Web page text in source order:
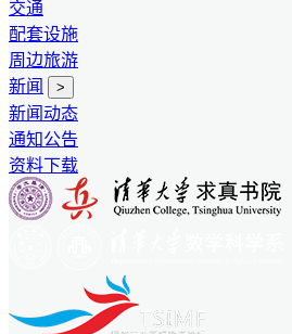
交通
配套设施
周边旅游
新闻
>
新闻动态
通知公告
资料下载